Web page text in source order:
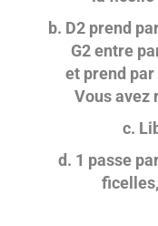
b. D2 prend
G2 entre par
et prend par
Vous avez
c.
d. 1 passe
ficelles,